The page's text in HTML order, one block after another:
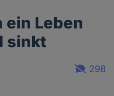
ein Leben
sinkt
298